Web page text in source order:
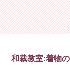
和裁教室:着物